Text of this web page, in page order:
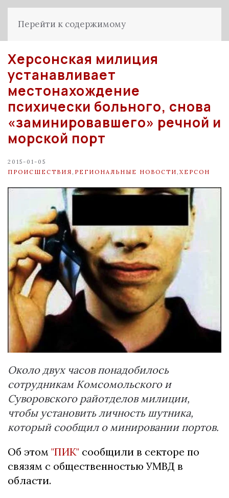
Перейти к содержимому
Херсонская милиция
устанавливает
местонахождение
психически больного, снова
«заминировавшего» речной и
морской порт
2015-01-05
ПРОИСШЕСТВИЯ РЕГИОНАЛЬНЫЕ НОВОСТИ ХЕРСОН
Около двух часов понадобилось
сотрудникам Комсомольского и
Суворовского райотделов милиции,
чтобы установить личность шутника,
который сообщил о минировании портов.
Об этом "ПИК" сообщили в секторе по
связям с общественностью УМВД в
области.